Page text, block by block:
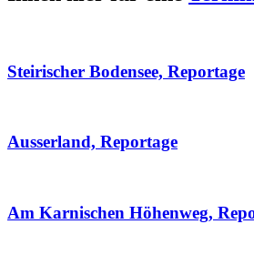
Steirischer Bodensee, Reportage
Ausserland, Reportage
Am Karnischen Höhenweg,